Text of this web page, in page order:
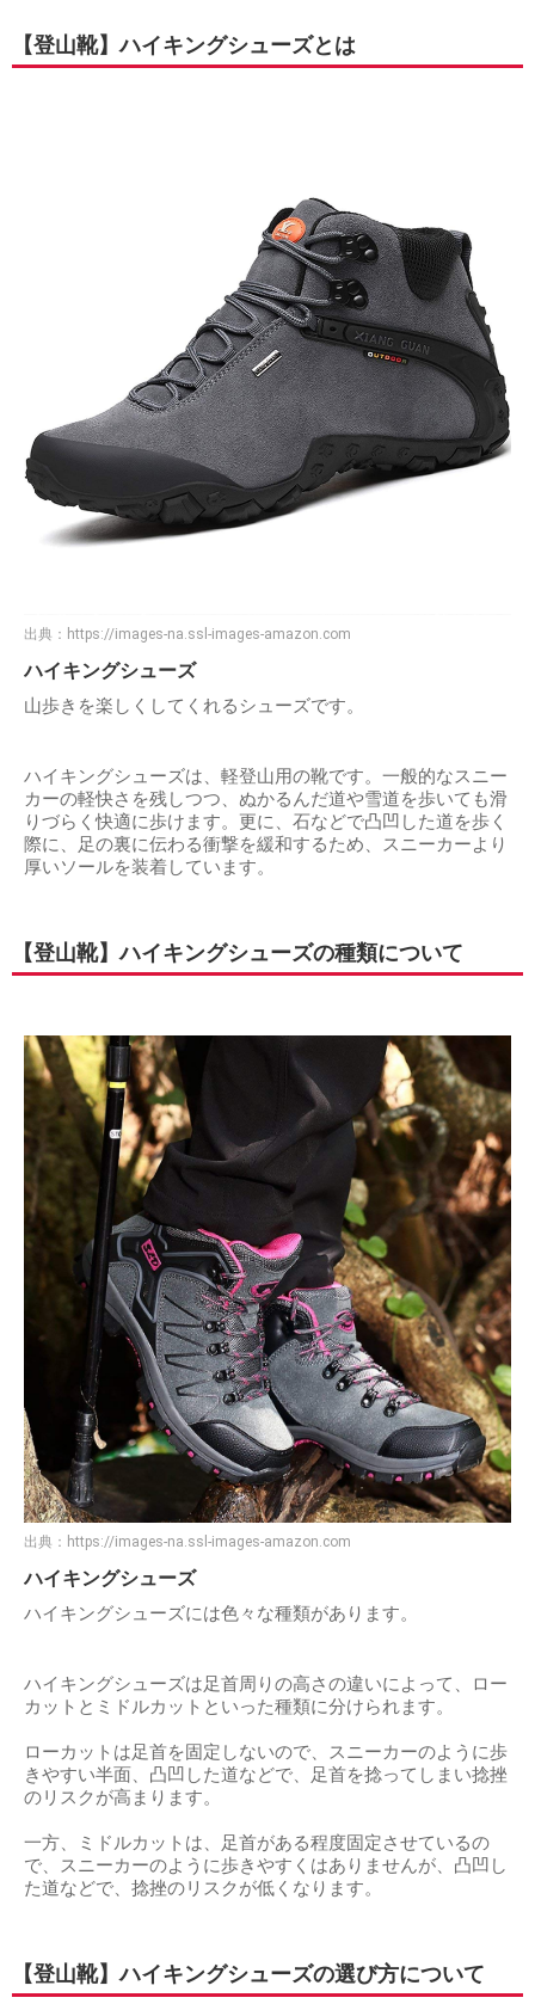
【登山靴】ハイキングシューズとは
出典： https://images-na.ssl-images-amazon.com
ハイキングシューズ
山歩きを楽しくしてくれるシューズです。
ハイキングシューズは、軽登山用の靴です。一般的なスニー
カーの軽快さを残しつつ、ぬかるんだ道や雪道を歩いても滑
りづらく快適に歩けます。更に、石などで凸凹した道を歩く
際に、足の裏に伝わる衝撃を緩和するため、スニーカーより
厚いソールを装着しています。
【登山靴】ハイキングシューズの種類について
出典： https://images-na.ssl-images-amazon.com
ハイキングシューズ
ハイキングシューズには色々な種類があります。
ハイキングシューズは足首周りの高さの違いによって、ロー
カットとミドルカットといった種類に分けられます。
ローカットは足首を固定しないので、スニーカーのように歩
きやすい半面、凸凹した道などで、足首を捻ってしまい捻挫
のリスクが高まります。
一方、ミドルカットは、足首がある程度固定させているの
で、スニーカーのように歩きやすくはありませんが、凸凹し
た道などで、捻挫のリスクが低くなります。
【登山靴】ハイキングシューズの選び方について